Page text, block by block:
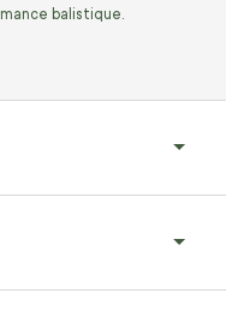
balistique.